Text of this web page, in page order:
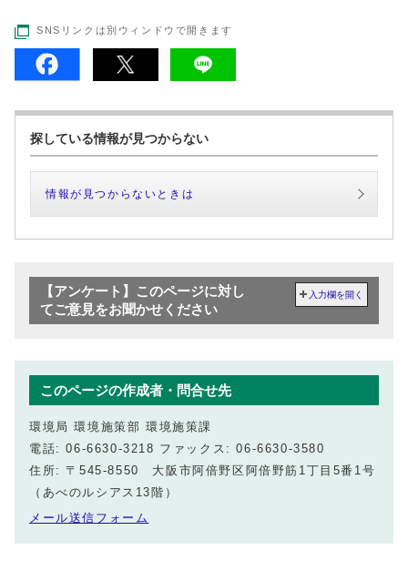
SNSリンクは別ウィンドウで開きます
探している情報が見つからない
情報が見つからないときは
【アンケート】このページに対し
てご意見をお聞かせください
入力欄を開く
このページの作成者・問合せ先
環境局 環境施策部 環境施策課
電話: 06-6630-3218 ファックス: 06-6630-3580
住所: 〒545-8550 大阪市阿倍野区阿倍野筋1丁目5番1号
（あべのルシアス13階）
メール送信フォーム